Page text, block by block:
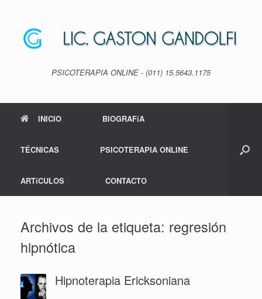
contenido
PSICOTERAPIA ONLINE - (011) 15.5643.1175
INICIO BIOGRAFíA
TÉCNICAS PSICOTERAPIA ONLINE
ARTíCULOS CONTACTO
Archivos de la etiqueta: regresión
hipnótica
Hipnoterapia Ericksoniana